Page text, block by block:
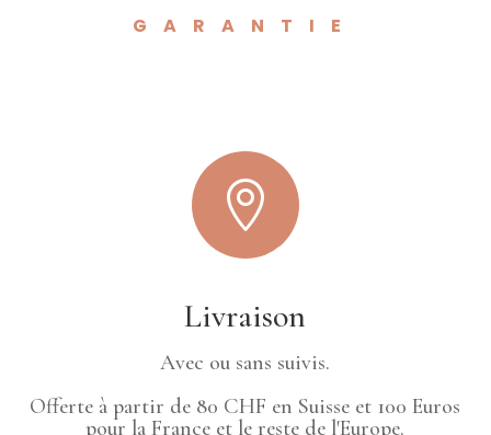
GARANTIE

Livraison
Avec ou sans suivis.
Offerte à partir de 80 CHF en Suisse et 100 Euros
pour la France et le reste de l'Europe.